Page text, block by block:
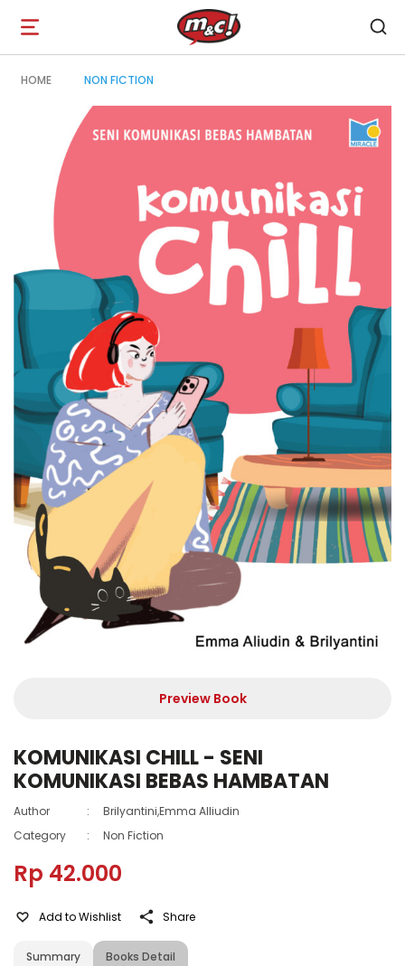
Open
navigation
HOME NON FICTION
Preview Book
KOMUNIKASI CHILL - SENI
KOMUNIKASI BEBAS HAMBATAN
Author :
Brilyantini,Emma Alliudin
Category
: Non Fiction
Rp 42.000
Summary Books Detail
Add to Wishlist Share